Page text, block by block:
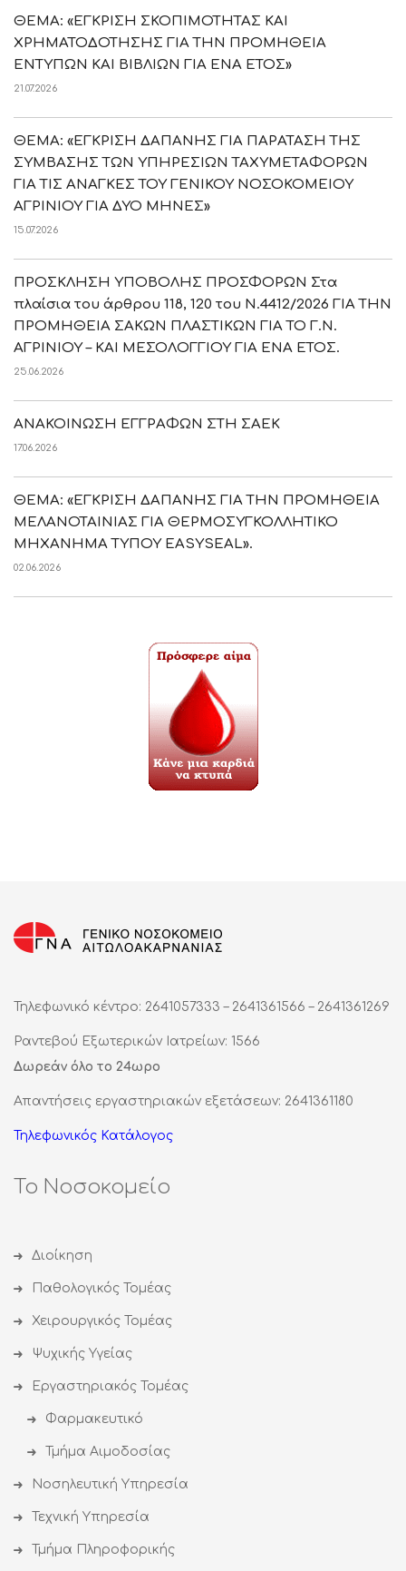
ΘΕΜΑ: «ΕΓΚΡΙΣΗ ΣΚΟΠΙΜΟΤΗΤΑΣ ΚΑΙ
ΧΡΗΜΑΤΟΔΟΤΗΣΗΣ ΓΙΑ ΤΗΝ ΠΡΟΜΗΘΕΙΑ
ΕΝΤΥΠΩΝ ΚΑΙ ΒΙΒΛΙΩΝ ΓΙΑ ΕΝΑ ΕΤΟΣ»
21.07.2026
ΘΕΜΑ: «ΕΓΚΡΙΣΗ ΔΑΠΑΝΗΣ ΓΙΑ ΠΑΡΑΤΑΣΗ ΤΗΣ
ΣΥΜΒΑΣΗΣ ΤΩΝ ΥΠΗΡΕΣΙΩΝ ΤΑΧΥΜΕΤΑΦΟΡΩΝ
ΓΙΑ ΤΙΣ ΑΝΑΓΚΕΣ ΤΟΥ ΓΕΝΙΚΟΥ ΝΟΣΟΚΟΜΕΙΟΥ
ΑΓΡΙΝΙΟΥ ΓΙΑ ΔΥΟ ΜΗΝΕΣ»
15.07.2026
ΠΡΟΣΚΛΗΣΗ ΥΠΟΒΟΛΗΣ ΠΡΟΣΦΟΡΩΝ Στα
πλαίσια του άρθρου 118, 120 του Ν.4412/2026 ΓΙΑ ΤΗΝ
ΠΡΟΜΗΘΕΙΑ ΣΑΚΩΝ ΠΛΑΣΤΙΚΩΝ ΓΙΑ ΤΟ Γ.Ν.
ΑΓΡΙΝΙΟΥ – ΚΑΙ ΜΕΣΟΛΟΓΓΙΟΥ ΓΙΑ ΕΝΑ ΕΤΟΣ.
25.06.2026
ΑΝΑΚΟΙΝΩΣΗ ΕΓΓΡΑΦΩΝ ΣΤΗ ΣΑΕΚ
17.06.2026
ΘΕΜΑ: «ΕΓΚΡΙΣΗ ΔΑΠΑΝΗΣ ΓΙΑ ΤΗΝ ΠΡΟΜΗΘΕΙΑ
ΜΕΛΑΝΟΤΑΙΝΙΑΣ ΓΙΑ ΘΕΡΜΟΣΥΓΚΟΛΛΗΤΙΚΟ
ΜΗΧΑΝΗΜΑ ΤΥΠΟΥ EASYSEAL».
02.06.2026
Τηλεφωνικό κέντρο: 2641057333 – 2641361566 – 2641361269
Ραντεβού Εξωτερικών Ιατρείων: 1566
Δωρεάν όλο το 24ωρο
Απαντήσεις εργαστηριακών εξετάσεων: 2641361180
Τηλεφωνικός Κατάλογος
Το Νοσοκομείο
Διοίκηση
Παθολογικός Τομέας
Χειρουργικός Τομέας
Ψυχικής Υγείας
Εργαστηριακός Τομέας
Φαρμακευτικό
Τμήμα Αιμοδοσίας
Νοσηλευτική Υπηρεσία
Τεχνική Υπηρεσία
Τμήμα Πληροφορικής